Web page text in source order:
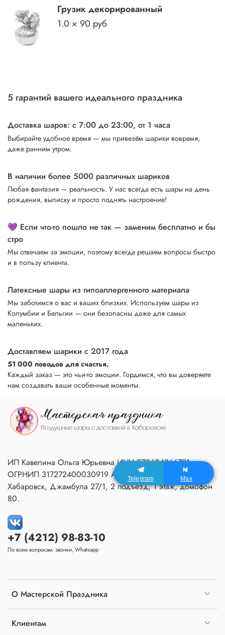
Грузик декорированный
1.0 × 90 руб
5 гарантий вашего идеального праздника
Доставка шаров: с 7:00 до 23:00, от 1 часа
Выбирайте удобное время — мы привезём шарики вовремя,
даже ранним утром.
В наличии более 5000 различных шариков
Любая фантазия — реальность. У нас всегда есть шары на день
рождения, выписку и просто поднять настроение!
💜 Если что-то пошло не так — заменим бесплатно и бы
стро
Мы отвечаем за эмоции, поэтому всегда решаем вопросы быстро
и в пользу клиента.
Латексные шары из гипоаллергенного материала
Мы заботимся о вас и ваших близких. Используем шары из
Колумбии и Бельгии — они безопасны даже для самых
маленьких.
Доставляем шарики с 2017 года
51 000 поводов для счастья.
Каждый заказ — это чьи-то эмоции. Гордимся, что вы доверяете
нам создавать ваши особенные моменты.
О Мастерской Праздника
Клиентам
+7 (4212) 98-83-10
По всем вопросам: звонки, Whatsapp
ИП Кавелина Ольга Юрьевна ИНН 270604366791
ОГРНИП 317272400030919 Адрес Мастерской:
Хабаровск, Джамбула 27/1, 2 подъезд, 1 этаж, домофон
80.
Telegram Max